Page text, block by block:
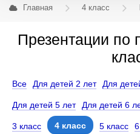
Главная 4 класс
Презентации по
Все Для детей 2 лет Для
Для детей 5 лет Для детей 6
3 класс 4 класс 5 класс